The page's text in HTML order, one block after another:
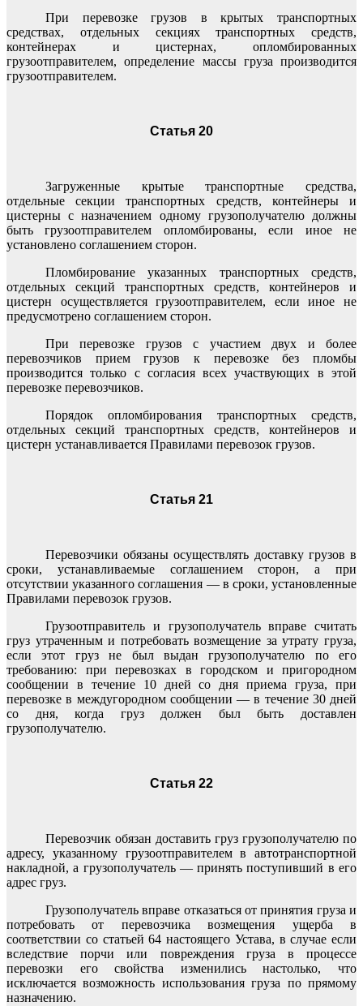
При перевозке грузов в крытых транспортных
средствах, отдельных секциях транспортных средств,
контейнерах и цистернах, опломбированных
грузоотправителем, определение массы груза производится
грузоотправителем.
Статья 20
Загруженные крытые транспортные средства,
отдельные секции транспортных средств, контейнеры и
цистерны с назначением одному грузополучателю должны
быть грузоотправителем опломбированы, если иное не
установлено соглашением сторон.
Пломбирование указанных транспортных средств,
отдельных секций транспортных средств, контейнеров и
цистерн осуществляется грузоотправителем, если иное не
предусмотрено соглашением сторон.
При перевозке грузов с участием двух и более
перевозчиков прием грузов к перевозке без пломбы
производится только с согласия всех участвующих в этой
перевозке перевозчиков.
Порядок опломбирования транспортных средств,
отдельных секций транспортных средств, контейнеров и
цистерн устанавливается Правилами перевозок грузов.
Статья 21
Перевозчики обязаны осуществлять доставку грузов в
сроки, устанавливаемые соглашением сторон, а при
отсутствии указанного соглашения — в сроки, установленные
Правилами перевозок грузов.
Грузоотправитель и грузополучатель вправе считать
груз утраченным и потребовать возмещение за утрату груза,
если этот груз не был выдан грузополучателю по его
требованию: при перевозках в городском и пригородном
сообщении в течение 10 дней со дня приема груза, при
перевозке в междугородном сообщении — в течение 30 дней
со дня, когда груз должен был быть доставлен
грузополучателю.
Статья 22
Перевозчик обязан доставить груз грузополучателю по
адресу, указанному грузоотправителем в автотранспортной
накладной, а грузополучатель — принять поступивший в его
адрес груз.
Грузополучатель вправе отказаться от принятия груза и
потребовать от перевозчика возмещения ущерба в
соответствии со статьей 64 настоящего Устава, в случае если
вследствие порчи или повреждения груза в процессе
перевозки его свойства изменились настолько, что
исключается возможность использования груза по прямому
назначению.